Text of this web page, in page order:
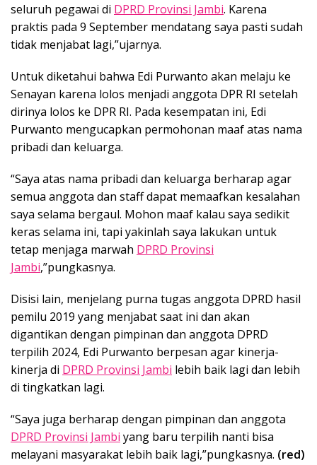
seluruh pegawai di DPRD Provinsi Jambi. Karena
praktis pada 9 September mendatang saya pasti sudah
tidak menjabat lagi,”ujarnya.
Untuk diketahui bahwa Edi Purwanto akan melaju ke
Senayan karena lolos menjadi anggota DPR RI setelah
dirinya lolos ke DPR RI. Pada kesempatan ini, Edi
Purwanto mengucapkan permohonan maaf atas nama
pribadi dan keluarga.
“Saya atas nama pribadi dan keluarga berharap agar
semua anggota dan staff dapat memaafkan kesalahan
saya selama bergaul. Mohon maaf kalau saya sedikit
keras selama ini, tapi yakinlah saya lakukan untuk
tetap menjaga marwah DPRD Provinsi
Jambi,”pungkasnya.
Disisi lain, menjelang purna tugas anggota DPRD hasil
pemilu 2019 yang menjabat saat ini dan akan
digantikan dengan pimpinan dan anggota DPRD
terpilih 2024, Edi Purwanto berpesan agar kinerja-
kinerja di DPRD Provinsi Jambi lebih baik lagi dan lebih
di tingkatkan lagi.
“Saya juga berharap dengan pimpinan dan anggota
DPRD Provinsi Jambi yang baru terpilih nanti bisa
melayani masyarakat lebih baik lagi,”pungkasnya. (red)